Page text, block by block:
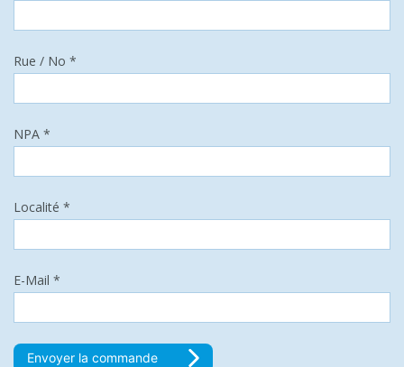
Rue / No *
NPA *
Localité *
E-Mail *
Envoyer la commande